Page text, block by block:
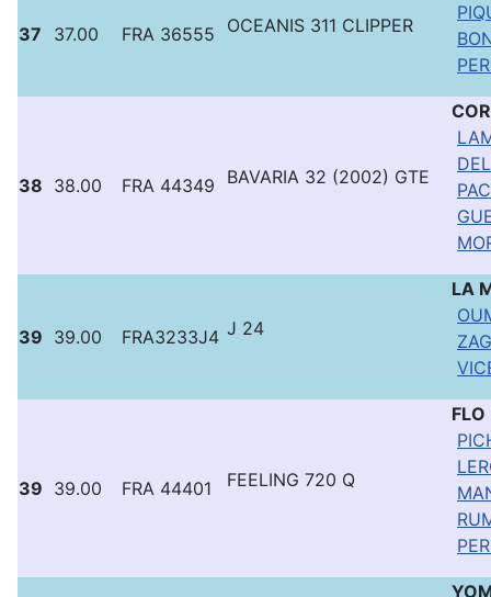
37 37.00 FRA 36555 OCEANIS 311 CLIPPER
38 38.00 FRA 44349 BAVARIA 32 (2002) GTE
39 39.00 FRA3233J4 J 24
LA
39 39.00 FRA 44401 FEELING 720 Q
FLO